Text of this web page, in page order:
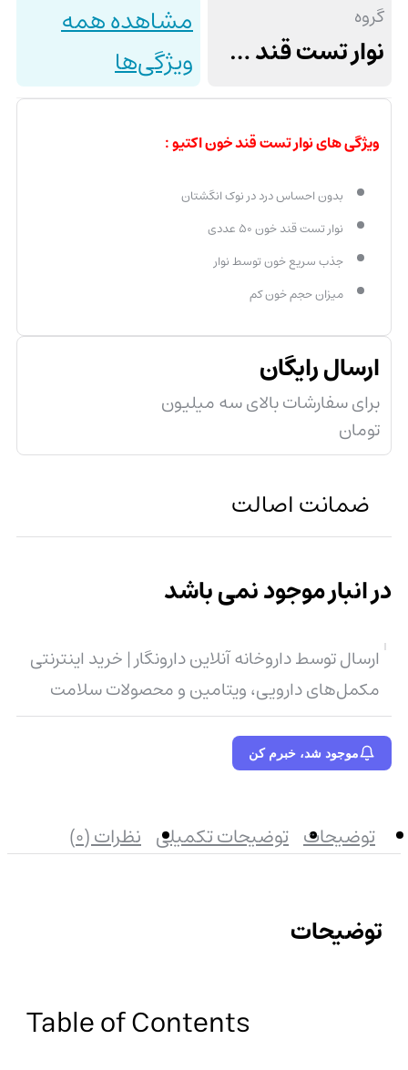
گروه
نوار تست قند خون
مشاهده همه
ویژگی‌ها
ویژگی های نوار تست قند خون اکتیو :
بدون احساس درد در نوک انگشتان
نوار تست قند خون ۵۰ عددی
جذب سریع خون توسط نوار
میزان حجم خون کم
ارسال رایگان
برای سفارشات بالای سه میلیون
تومان
ضمانت اصالت
در انبار موجود نمی باشد
ارسال توسط داروخانه آنلاین دارونگار | خرید اینترنتی
مکمل‌های دارویی، ویتامین و محصولات سلامت
موجود شد، خبرم کن
توضیحات توضیحات تکمیلی نظرات (0)
توضیحات
Table of Contents